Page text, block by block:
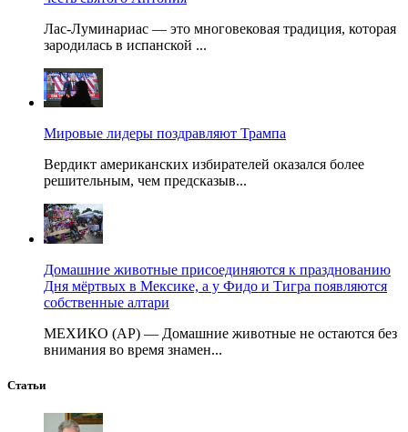
Лас-Луминариас — это многовековая традиция, которая
зародилась в испанской ...
Мировые лидеры поздравляют Трампа
Вердикт американских избирателей оказался более
решительным, чем предсказыв...
Домашние животные присоединяются к празднованию
Дня мёртвых в Мексике, а у Фидо и Тигра появляются
собственные алтари
МЕХИКО (AP) — Домашние животные не остаются без
внимания во время знамен...
Статьи